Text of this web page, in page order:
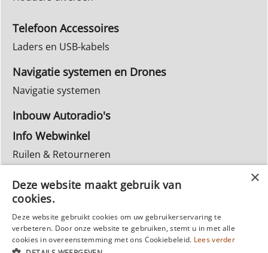
Telefoon Accessoires
Laders en USB-kabels
Navigatie systemen en Drones
Navigatie systemen
Inbouw Autoradio's
Info Webwinkel
Ruilen & Retourneren
Reparatie
Deze website maakt gebruik van
cookies.
Deze website gebruikt cookies om uw gebruikerservaring te
verbeteren. Door onze website te gebruiken, stemt u in met alle
cookies in overeenstemming met ons Cookiebeleid. Lees verder